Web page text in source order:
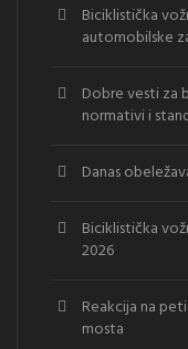
Biciklistička
automobilske
Dobre vesti za
normativi i
Danas
Biciklistička
2026
Reakcija na
mosta